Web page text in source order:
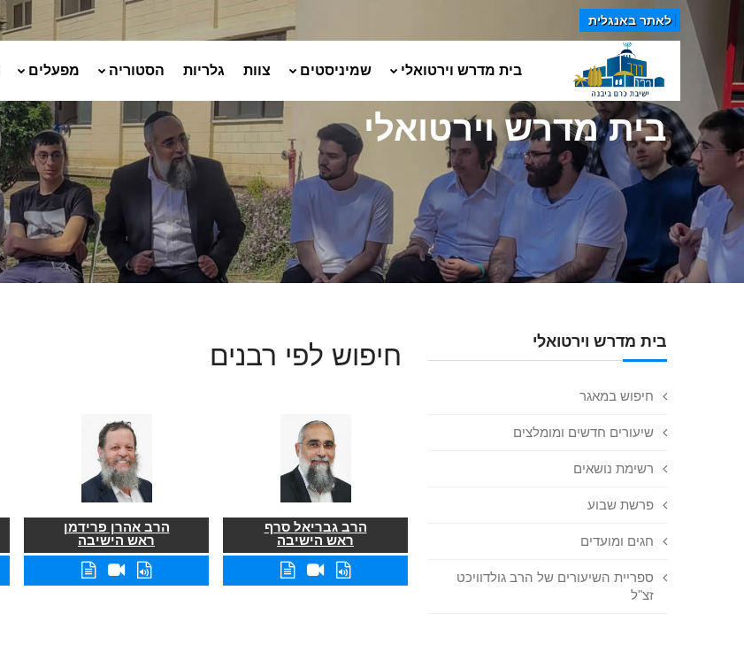
לאתר באנגלית
בית מדרש וירטואלי שמיניסטים צוות גלריות הסטוריה מפעלים
בית מדרש וירטואלי
בית מדרש וירטואלי
חיפוש במאגר
שיעורים חדשים ומומלצים
רשימת נושאים
פרשת שבוע
חגים ומועדים
ספריית השיעורים של הרב גולדוויכט
זצ"ל
חיפוש לפי רבנים
הרב גבריאל סרף
ראש הישיבה
הרב אהרן פרידמן
ראש הישיבה